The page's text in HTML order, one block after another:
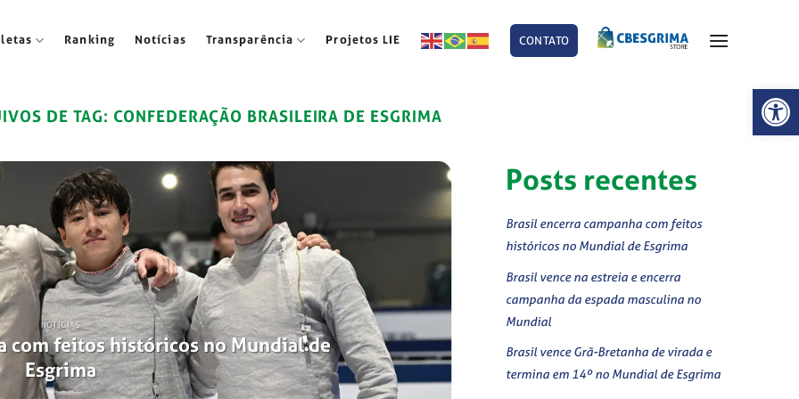
Abrir
Ranking Notícias Transparência Projetos LIE CONTATO
DE TAG: CONFEDERAÇÃO BRASILEIRA DE ESGRIMA
NOTÍCIAS
com feitos históricos no Mundial de
Esgrima
Posts recentes
Brasil encerra campanha com feitos
históricos no Mundial de Esgrima
Brasil vence na estreia e encerra
campanha da espada masculina no
Mundial
Brasil vence Grã-Bretanha de virada e
termina em 14º no Mundial de Esgrima